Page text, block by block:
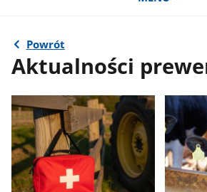
Powrót
Aktualności